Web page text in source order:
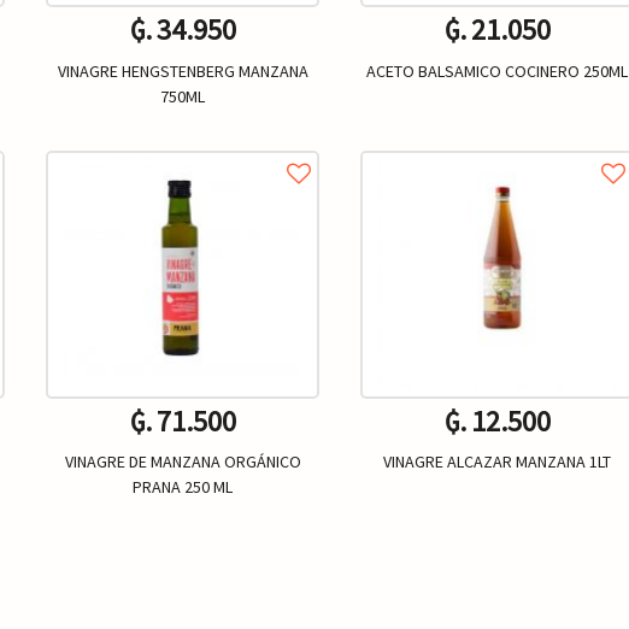
₲. 34.950
VINAGRE HENGSTENBERG MANZANA
750ML
₲. 71.500
VINAGRE DE MANZANA ORGÁNICO
PRANA 250 ML
₲. 21.050
ACETO BALSAMICO COCINERO 250ML
₲. 12.500
VINAGRE ALCAZAR MANZANA 1LT